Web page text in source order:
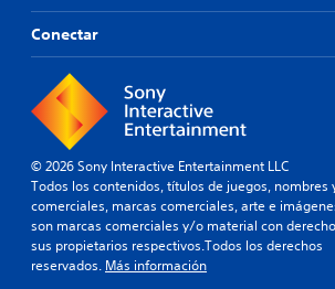
Conectar
© 2026 Sony Interactive Entertainment LLC
Todos los contenidos, títulos de juegos, nombres
comerciales, marcas comerciales, arte e
son marcas comerciales y/o material con
sus propietarios respectivos.Todos los derechos
reservados. Más información